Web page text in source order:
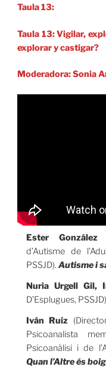
Taula 13:
Taula 13: Vigilar,
explorar y castigar?
Moderadora: Sonia
Ester González
d’Autisme de
PSSJD). Autisme i
Nuria Urgell Gil,
D’Esplugues,
Iván Ruíz
Psicoanalista
Psicoanàlisi i de
Quan l’Altre és